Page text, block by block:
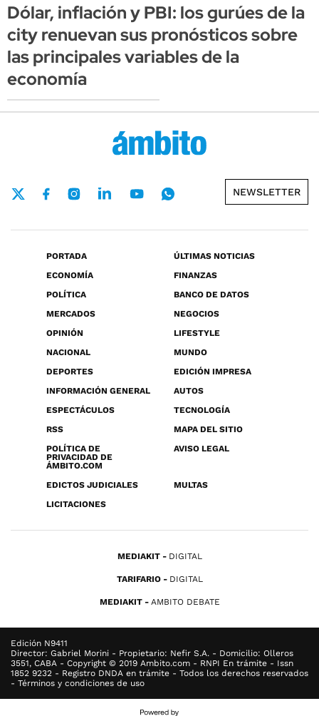
Dólar, inflación y PBI: los gurúes de la
city renuevan sus pronósticos sobre
las principales variables de la
economía
NEWSLETTER
PORTADA
ÚLTIMAS NOTICIAS
ECONOMÍA
FINANZAS
POLÍTICA
BANCO DE DATOS
MERCADOS
NEGOCIOS
OPINIÓN
LIFESTYLE
NACIONAL
MUNDO
DEPORTES
EDICIÓN IMPRESA
INFORMACIÓN GENERAL
AUTOS
ESPECTÁCULOS
TECNOLOGÍA
RSS
MAPA DEL SITIO
POLÍTICA DE
PRIVACIDAD DE
ÁMBITO.COM
AVISO LEGAL
EDICTOS JUDICIALES
MULTAS
LICITACIONES
MEDIAKIT DIGITAL
TARIFARIO DIGITAL
MEDIAKIT AMBITO DEBATE
Edición N9411
Director: Gabriel Morini - Propietario: Nefir S.A. - Domicilio: Olleros
3551, CABA - Copyright © 2019 Ambito.com - RNPI En trámite - Issn
1852 9232 - Registro DNDA en trámite - Todos los derechos reservados
- Términos y condiciones de uso